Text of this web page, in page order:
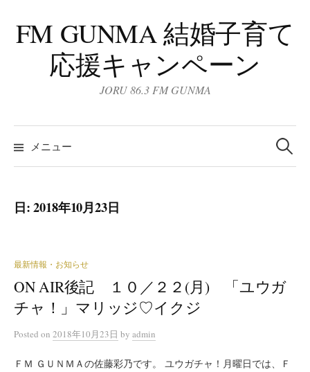
ン
テ
FM GUNMA 結婚子育て
応援キャンペーン
JORU 86.3 FM GUNMA
メニュー
検
索:
日:2018年10月23日
最新情報・お知らせ
ON AIR後記 １０／２２(月) 「ユウガ
チャ！」マリッジ♡イクジ
Posted on 2018年10月23日 by admin
ＦＭ ＧＵＮＭＡの佐藤彩乃です。 ユウガチャ！月曜日では、Ｆ